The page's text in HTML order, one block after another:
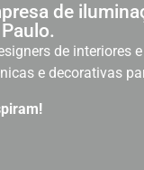
de
de interiores
e decorativas